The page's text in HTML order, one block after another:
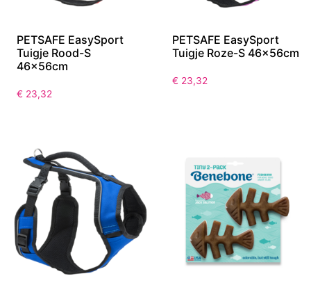
PETSAFE EasySport
Tuigje Rood-S
46x56cm
€ 23,32
PETSAFE EasySport
Tuigje Roze-S 46x56cm
€ 23,32